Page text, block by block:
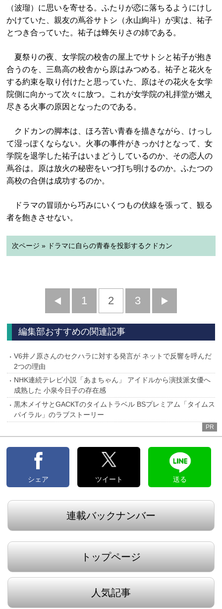
（波瑠）に思いを寄せる。ふたりが恋に落ちるようにけし
かけていた、親友の蔦谷サトシ（永山絢斗）が実は、祐子
とつき合っていた。祐子は蜂矢りさの姉である。
夏祭りの夜、女学院の校舎の屋上でサトシと祐子が抱き
合うのを、三島高の校舎から原はみつめる。祐子と花火を
する約束を取り付けたと思っていた、原はその花火を女学
院側に向かって次々に放つ。これが女学院の礼拝堂が燃え
尽きる火事の原因となったのである。
クドカンの脚本は、ほろ苦い青春を描きながら、けっし
て湿っぽくならない。火事の事件がきっかけとなって、女
学院を退学した祐子はいまどうしているのか、その恋人の
蔦谷は。原は放火の秘密をいつ打ち明けるのか。ふたつの
高校の合併は成功するのか。
ドラマの冒頭から巧みにいくつもの伏線を張って、観る
者を飽きさせない。
次ページ » ドラマに自らの青春を投影するクドカン
前
へ
1 2 3
へ
編集部おすすめの関連記事
V6井ノ原さんのセクハラに対する発言が ネットで反響を呼んだ
2つの理由
NHK連続テレビ小説「あまちゃん」 アイドルから演技派女優へ
成熟した 小泉今日子の存在感
黒木メイサとGACKTのタイムトラベル BSプレミアム「タイムス
パイラル」のラブストーリー
PR
シェア ツイート 送る
連載バックナンバー
トップページ
人気記事